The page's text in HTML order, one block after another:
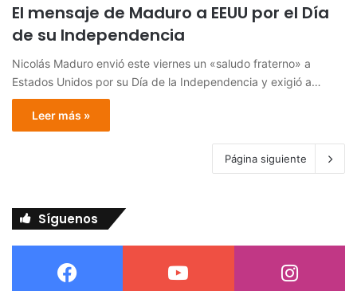
El mensaje de Maduro a EEUU por el Día
de su Independencia
Nicolás Maduro envió este viernes un «saludo fraterno» a
Estados Unidos por su Día de la Independencia y exigió a…
Leer más »
Página siguiente
Síguenos